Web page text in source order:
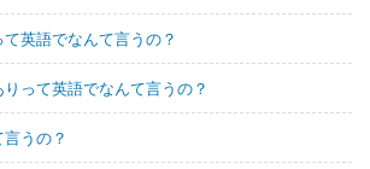
英語でなんて言うの？
って英語でなんて言うの？
うの？